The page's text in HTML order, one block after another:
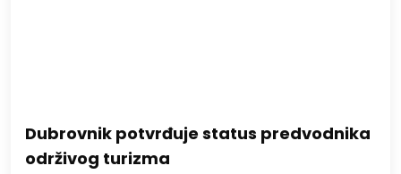
Dubrovnik potvrđuje status predvodnika
održivog turizma